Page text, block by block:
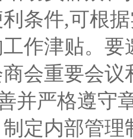
条件,可根
作津贴。
会重要会
严格遵守章
定内部管